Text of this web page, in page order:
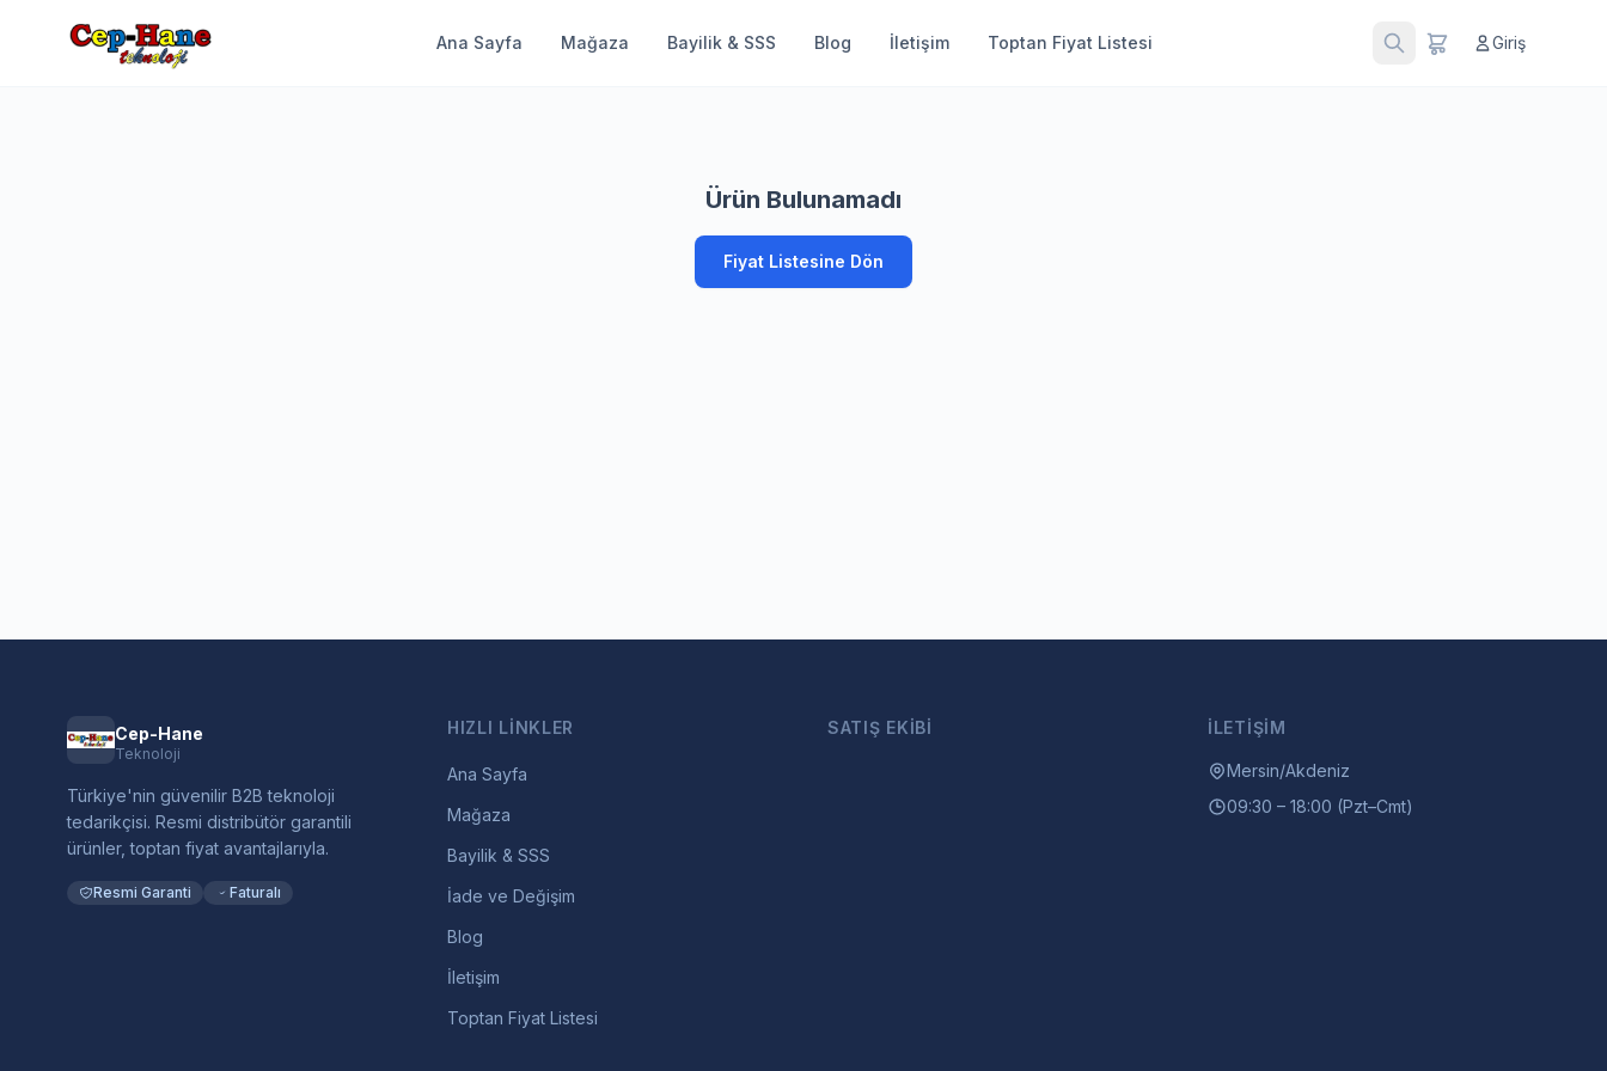
Ana Sayfa Mağaza Bayilik & SSS Blog İletişim Toptan Fiyat Listesi Giriş
Ürün Bulunamadı
Fiyat Listesine Dön
Cep-Hane
Teknoloji
Türkiye'nin güvenilir B2B teknoloji
tedarikçisi. Resmi distribütör garantili
ürünler, toptan fiyat avantajlarıyla.
Resmi Garanti Faturalı
HIZLI LINKLER
Ana Sayfa
Mağaza
Bayilik & SSS
İade ve Değişim
Blog
İletişim
Toptan Fiyat Listesi
SATIŞ EKIBI İLETIŞIM
Mersin/Akdeniz
09:30 – 18:00 (Pzt–Cmt)